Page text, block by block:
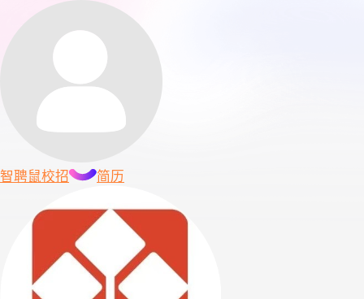
智聘鼠校招 简历